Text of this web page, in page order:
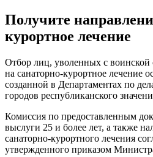
Получите
курортное лечение
Отбор лиц, уволенных с
на санаторно-курортное лечение
созданной в Департаментах по
городов республиканского
Комиссия по предоставленным
выслуги 25 и более лет, а также
санаторно-курортного лечения
утвержденного приказом